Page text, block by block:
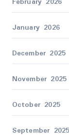
January 2026
December 2025
November 2025
October 2025
September 2025